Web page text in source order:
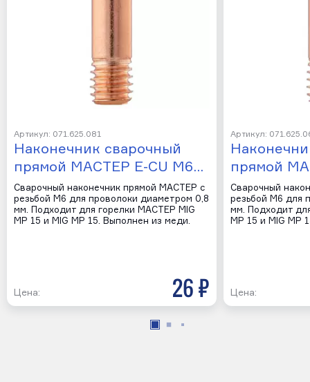
Артикул: 071.625.081
Наконечник сварочный
прямой МАСТЕР E-CU М6…
Сварочный наконечник прямой МАСТЕР с
резьбой М6 для проволоки диаметром 0,8
мм. Подходит для горелки МАСТЕР MIG
MP 15 и MIG MP 15. Выполнен из меди.
Цена: 26 р
Артикул:
прямой
Сварочный
резьбой М6 для
мм. Подходит
MP 15 и MIG MP
Цена: